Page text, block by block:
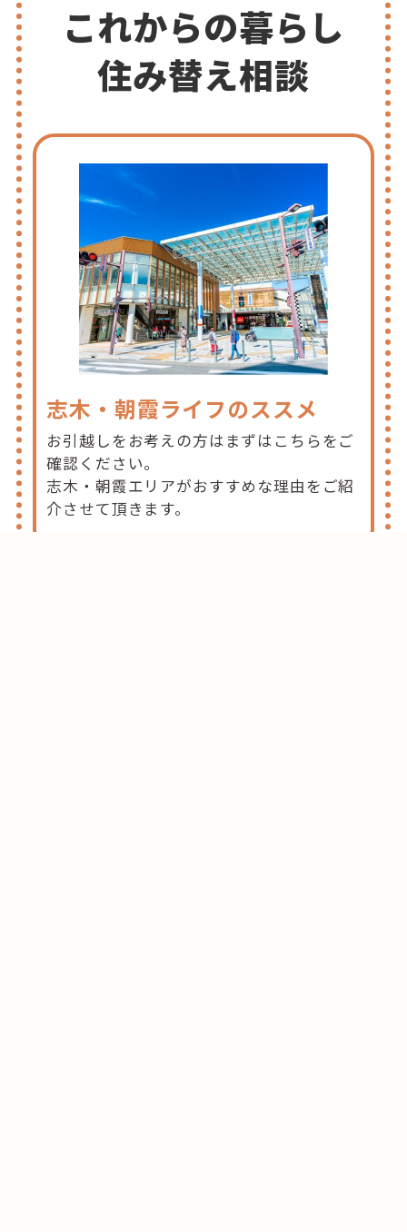
これからの暮らし
住み替え相談
志木・朝霞ライフのススメ
お引越しをお考えの方はまずはこちらをご
確認ください。
志木・朝霞エリアがおすすめな理由をご紹
介させて頂きます。